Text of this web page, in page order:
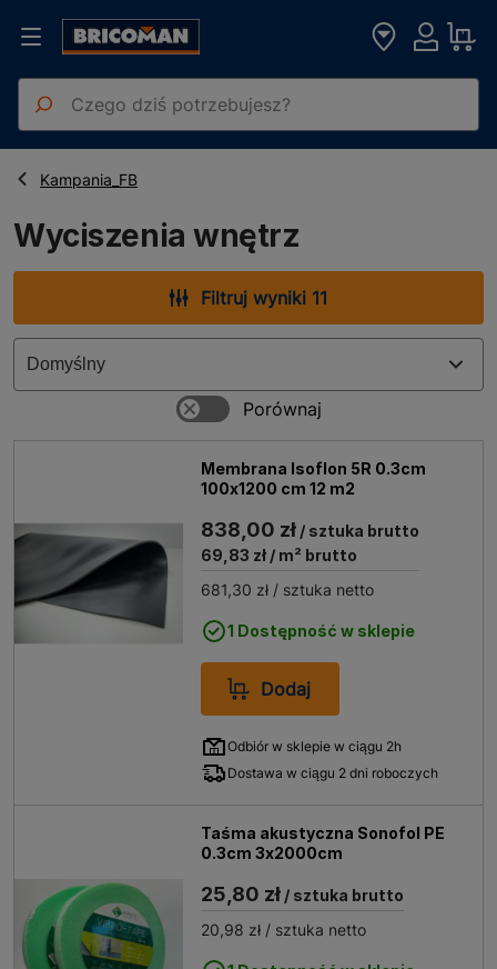
Strona główna
Kampanie
Kampania_FB
Wyciszenia wnętrz
Wyciszenia wnętrz
Filtruj wyniki 11
Membrana Isoflon 5R 0.3cm
100x1200 cm 12 m2
838,00 zł / sztuka brutto
69,83 zł / m² brutto
681,30 zł / sztuka netto
1 Dostępność w sklepie
Dodaj
Odbiór w sklepie w ciągu 2h
Dostawa w ciągu 2 dni roboczych
Taśma akustyczna Sonofol PE
0.3cm 3x2000cm
25,80 zł / sztuka brutto
20,98 zł / sztuka netto